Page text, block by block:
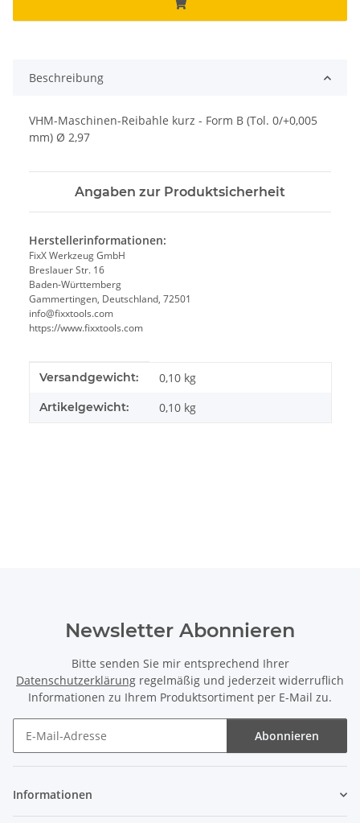
Beschreibung
VHM-Maschinen-Reibahle kurz - Form B (Tol. 0/+0,005
mm) Ø 2,97
Angaben zur Produktsicherheit
Herstellerinformationen:
FixX Werkzeug GmbH
Breslauer Str. 16
Baden-Württemberg
Gammertingen, Deutschland, 72501
info@fixxtools.com
https://www.fixxtools.com
Produkteigenschaft
Wert
Versandgewicht: 0,10 kg
Artikelgewicht: 0,10 kg
Newsletter Abonnieren
Bitte senden Sie mir entsprechend Ihrer
Datenschutzerklärung regelmäßig und jederzeit widerruflich
Informationen zu Ihrem Produktsortiment per E-Mail zu.
Abonnieren
Informationen